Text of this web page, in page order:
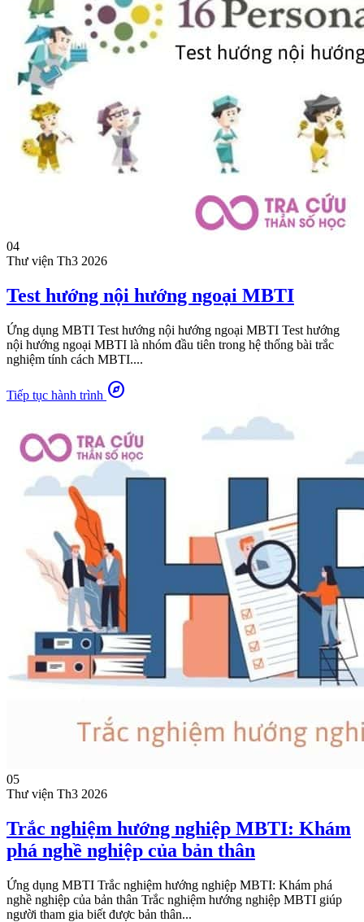
04
Thư viện Th3 2026
Test hướng nội hướng ngoại MBTI
Ứng dụng MBTI Test hướng nội hướng ngoại MBTI Test hướng
nội hướng ngoại MBTI là nhóm đầu tiên trong hệ thống bài trắc
nghiệm tính cách MBTI....
Tiếp tục hành trình explore
05
Thư viện Th3 2026
Trắc nghiệm hướng nghiệp MBTI: Khám
phá nghề nghiệp của bản thân
Ứng dụng MBTI Trắc nghiệm hướng nghiệp MBTI: Khám phá
nghề nghiệp của bản thân Trắc nghiệm hướng nghiệp MBTI giúp
người tham gia biết được bản thân...